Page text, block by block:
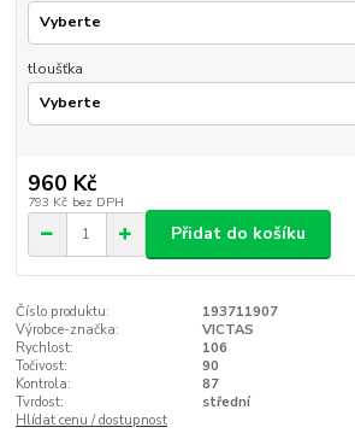
tloušťka
960 Kč
793 Kč bez DPH
Přidat do košíku
Číslo produktu:
193711907
Výrobce-značka:
VICTAS
Rychlost:
106
Točivost:
90
Kontrola:
87
Tvrdost:
střední
Hlídat cenu / dostupnost